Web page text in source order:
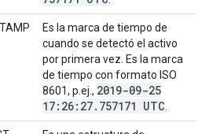
Es la marca de tiempo de
cuando se detectó el activo
por primera vez. Es la marca
de tiempo con formato ISO
8601, p.ej., 2019-09-25
17:26:27. 757171 UTC